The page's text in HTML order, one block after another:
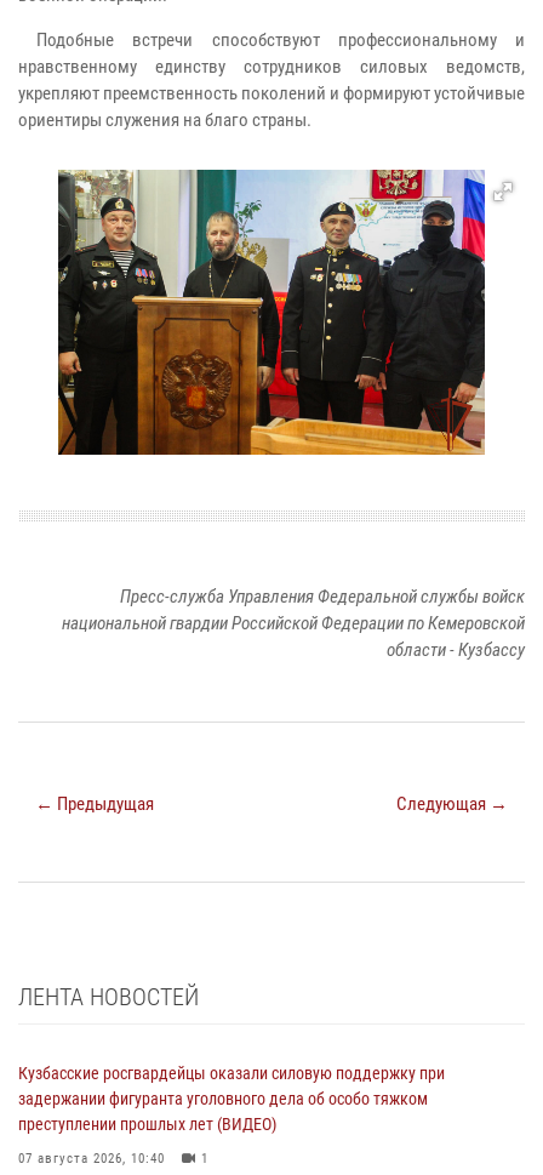
Подобные встречи способствуют профессиональному и
нравственному единству сотрудников силовых ведомств,
укрепляют преемственность поколений и формируют устойчивые
ориентиры служения на благо страны.
Пресс-служба Управления Федеральной службы войск
национальной гвардии Российской Федерации по Кемеровской
области - Кузбассу
← Предыдущая Следующая →
ЛЕНТА НОВОСТЕЙ
Кузбасские росгвардейцы оказали силовую поддержку при
задержании фигуранта уголовного дела об особо тяжком
преступлении прошлых лет (ВИДЕО)
07 августа 2026, 10:40 1